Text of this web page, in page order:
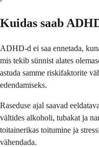
Kuidas saab
ADHD-d ei saa ennetada,
mis tekib sünnist alates
astuda samme riskifaktorite
edendamiseks.
Raseduse ajal saavad
vältides alkoholi, tubakat ja
toitainerikas toitumine ja
vähendada.